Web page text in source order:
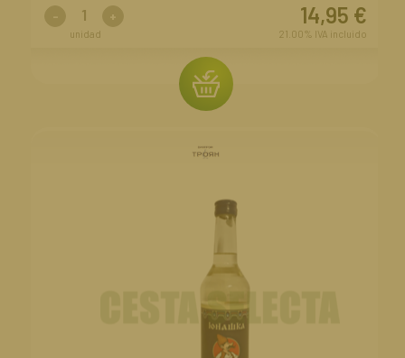
14,95 €
21.00% IVA incluido
- +
unidad